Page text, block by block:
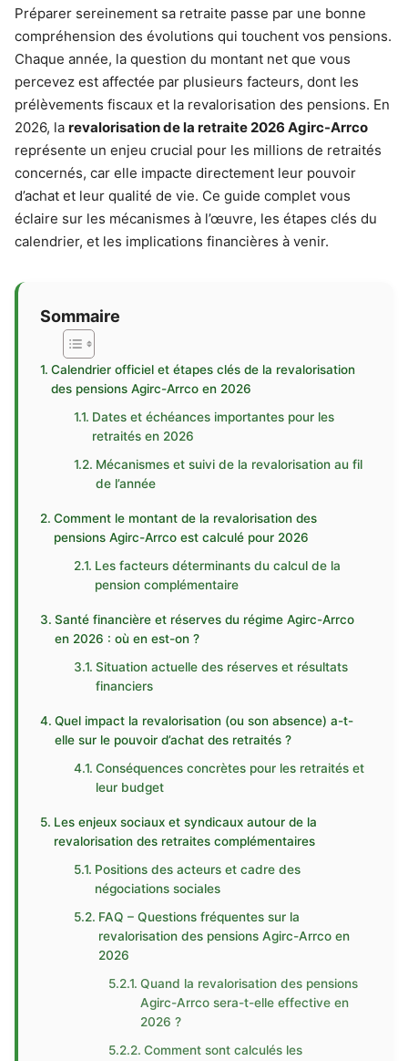
Préparer sereinement sa retraite passe par une bonne
compréhension des évolutions qui touchent vos pensions.
Chaque année, la question du montant net que vous
percevez est affectée par plusieurs facteurs, dont les
prélèvements fiscaux et la revalorisation des pensions. En
2026, la revalorisation de la retraite 2026 Agirc-Arrco
représente un enjeu crucial pour les millions de retraités
concernés, car elle impacte directement leur pouvoir
d’achat et leur qualité de vie. Ce guide complet vous
éclaire sur les mécanismes à l’œuvre, les étapes clés du
calendrier, et les implications financières à venir.
Sommaire
Calendrier officiel et étapes clés de la revalorisation
des pensions Agirc-Arrco en 2026
Dates et échéances importantes pour les
retraités en 2026
Mécanismes et suivi de la revalorisation au fil
de l’année
Comment le montant de la revalorisation des
pensions Agirc-Arrco est calculé pour 2026
Les facteurs déterminants du calcul de la
pension complémentaire
Santé financière et réserves du régime Agirc-Arrco
en 2026 : où en est-on ?
Situation actuelle des réserves et résultats
financiers
Quel impact la revalorisation (ou son absence) a-t-
elle sur le pouvoir d’achat des retraités ?
Conséquences concrètes pour les retraités et
leur budget
Les enjeux sociaux et syndicaux autour de la
revalorisation des retraites complémentaires
Positions des acteurs et cadre des
négociations sociales
FAQ – Questions fréquentes sur la
revalorisation des pensions Agirc-Arrco en
2026
Quand la revalorisation des pensions
Agirc-Arrco sera-t-elle effective en
2026 ?
Comment sont calculés les